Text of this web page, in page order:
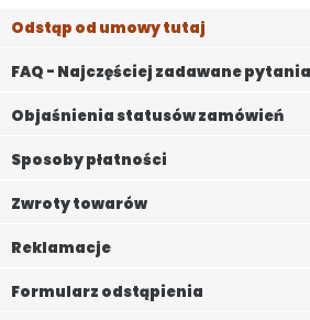
Odstąp od umowy tutaj
FAQ - Najczęściej zadawane
Objaśnienia statusów zamówień
Sposoby płatności
Zwroty towarów
Reklamacje
Formularz odstąpienia